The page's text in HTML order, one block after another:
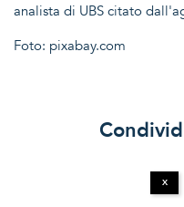
analista di UBS citato
Foto: pixabay.com
X